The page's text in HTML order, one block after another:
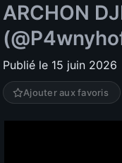
ARCHON
Publié le 15 juin 2026
Ajouter aux favoris